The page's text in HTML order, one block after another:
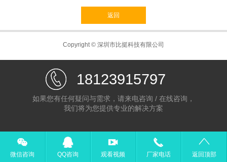
返回
Copyright © 深圳市比挺科技有限公司
18123915797
如果您有任何疑问与需求，请来电咨询 / 在线咨询，
我们将为您提供专业的解决方案
微信咨询 QQ咨询 观看视频 厂家电话 返回顶部